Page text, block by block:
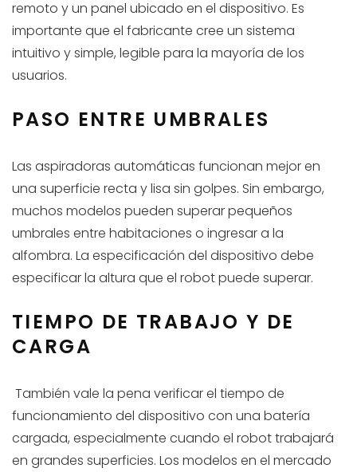
remoto y un panel ubicado en el dispositivo. Es
importante que el fabricante cree un sistema
intuitivo y simple, legible para la mayoría de los
usuarios.
PASO ENTRE UMBRALES
Las aspiradoras automáticas funcionan mejor en
una superficie recta y lisa sin golpes. Sin embargo,
muchos modelos pueden superar pequeños
umbrales entre habitaciones o ingresar a la
alfombra. La especificación del dispositivo debe
especificar la altura que el robot puede superar.
TIEMPO DE TRABAJO Y DE
CARGA
También vale la pena verificar el tiempo de
funcionamiento del dispositivo con una batería
cargada, especialmente cuando el robot trabajará
en grandes superficies. Los modelos en el mercado